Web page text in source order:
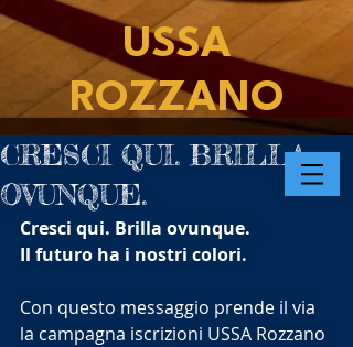
USSA
ROZZANO
CRESCI QUI. BRILLA
OVUNQUE.
Cresci qui. Brilla ovunque.
Il futuro ha i nostri colori.
Con questo messaggio prende il via
la campagna iscrizioni USSA Rozzano